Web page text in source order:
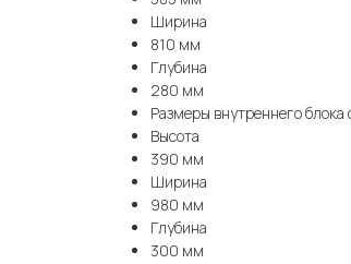
Ширина
810 мм
Глубина
280 мм
Размеры внутреннего блока
Высота
390 мм
Ширина
980 мм
Глубина
300 мм